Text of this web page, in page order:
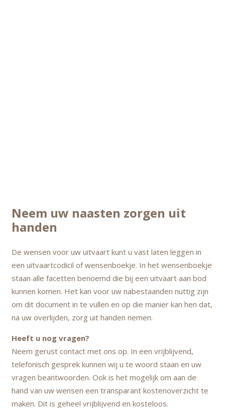
Neem uw naasten zorgen uit
handen
De wensen voor uw uitvaart kunt u vast laten leggen in
een uitvaartcodicil of wensenboekje. In het wensenboekje
staan alle facetten benoemd die bij een uitvaart aan bod
kunnen komen. Het kan voor uw nabestaanden nuttig zijn
om dit document in te vullen en op die manier kan hen dat,
na uw overlijden, zorg uit handen nemen.
Heeft u nog vragen?
Neem gerust contact met ons op. In een vrijblijvend,
telefonisch gesprek kunnen wij u te woord staan en uw
vragen beantwoorden. Ook is het mogelijk om aan de
hand van uw wensen een transparant kostenoverzicht te
maken. Dit is geheel vrijblijvend en kosteloos.